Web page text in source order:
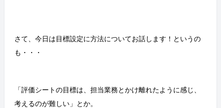
さて、今日は目標設定に方法についてお話します！というの
も・・・
「評価シートの目標は、担当業務とかけ離れたように感じ、
考えるのが難しい」とか。